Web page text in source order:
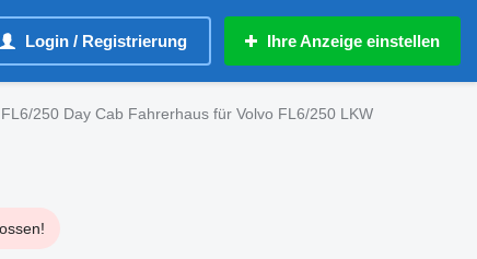
Login / Registrierung Ihre Anzeige einstellen
250 Day Cab Fahrerhaus für Volvo FL6/250 LKW